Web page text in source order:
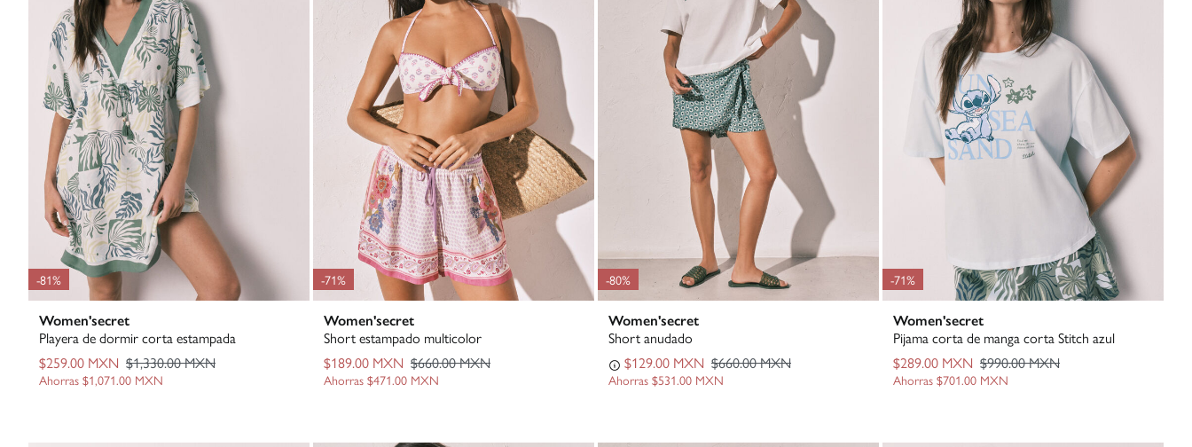
-81%
Women'secret
Playera de dormir corta estampada
$259.00 MXN $1,330.00 MXN
Ahorras $1,071.00 MXN
-71%
Women'secret
Short estampado multicolor
$189.00 MXN $660.00 MXN
Ahorras $471.00 MXN
-80%
Women'secret
Short anudado
$129.00 MXN $660.00 MXN
Ahorras $531.00 MXN
-71%
Women'secret
Pijama corta de manga corta Stitch azul
$289.00 MXN $990.00 MXN
Ahorras $701.00 MXN